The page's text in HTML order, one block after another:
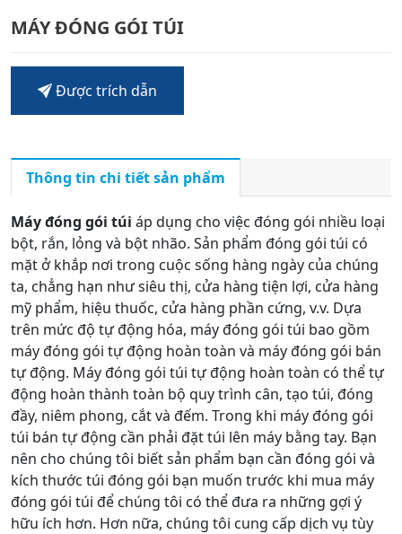
MÁY ĐÓNG GÓI TÚI
Được trích dẫn
Thông tin chi tiết sản phẩm
Máy đóng gói túi áp dụng cho việc đóng gói nhiều loại
bột, rắn, lỏng và bột nhão. Sản phẩm đóng gói túi có
mặt ở khắp nơi trong cuộc sống hàng ngày của chúng
ta, chẳng hạn như siêu thị, cửa hàng tiện lợi, cửa hàng
mỹ phẩm, hiệu thuốc, cửa hàng phần cứng, v.v. Dựa
trên mức độ tự động hóa, máy đóng gói túi bao gồm
máy đóng gói tự động hoàn toàn và máy đóng gói bán
tự động. Máy đóng gói túi tự động hoàn toàn có thể tự
động hoàn thành toàn bộ quy trình cân, tạo túi, đóng
đầy, niêm phong, cắt và đếm. Trong khi máy đóng gói
túi bán tự động cần phải đặt túi lên máy bằng tay. Bạn
nên cho chúng tôi biết sản phẩm bạn cần đóng gói và
kích thước túi đóng gói bạn muốn trước khi mua máy
đóng gói túi để chúng tôi có thể đưa ra những gợi ý
hữu ích hơn. Hơn nữa, chúng tôi cung cấp dịch vụ tùy